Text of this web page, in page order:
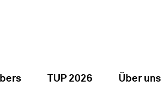
TUP 2026 Über uns